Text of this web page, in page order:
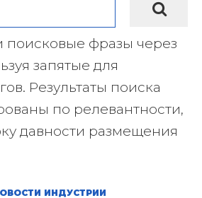
поисковые фразы через
запятые для
Результаты поиска
по релевантности,
давности размещения
ИНДУСТРИИ